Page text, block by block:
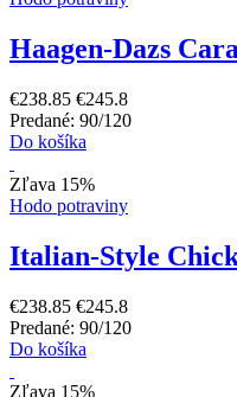
Haagen-Dazs
€238.85 €245.8
Predané: 90/120
Do košíka
Zľava 15%
Hodo potraviny
Italian-Style
€238.85 €245.8
Predané: 90/120
Do košíka
Zľava 15%